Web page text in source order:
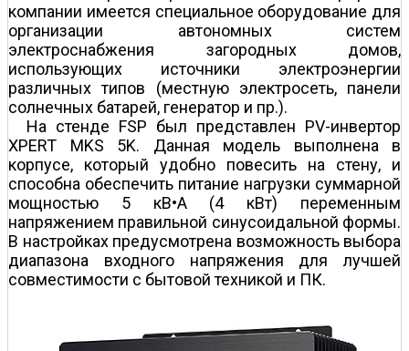
компании имеется специальное оборудование для
организации автономных систем
электроснабжения загородных домов,
использующих источники электроэнергии
различных типов (местную электросеть, панели
солнечных батарей, генератор и пр.).
На стенде FSP был представлен PV-инвертор
XPERT MKS 5K. Данная модель выполнена в
корпусе, который удобно повесить на стену, и
способна обеспечить питание нагрузки суммарной
мощностью 5 кВ•А (4 кВт) переменным
напряжением правильной синусоидальной формы.
В настройках предусмотрена возможность выбора
диапазона входного напряжения для лучшей
совместимости с бытовой техникой и ПК.